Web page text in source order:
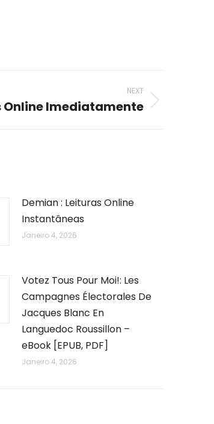
NEXT
Imediatamente
Demian : Leituras Online
Instantâneas
Janeiro 4, 2026
Votez Tous Pour Moi!: Les
Campagnes Électorales De
Jacques Blanc En
Languedoc Roussillon –
eBook [EPUB, PDF]
Janeiro 4, 2026